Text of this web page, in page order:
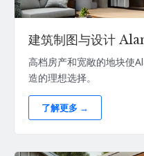
建筑制图与设计
高档房产和宽敞的地块使
造的理想选择。
了解更多 →